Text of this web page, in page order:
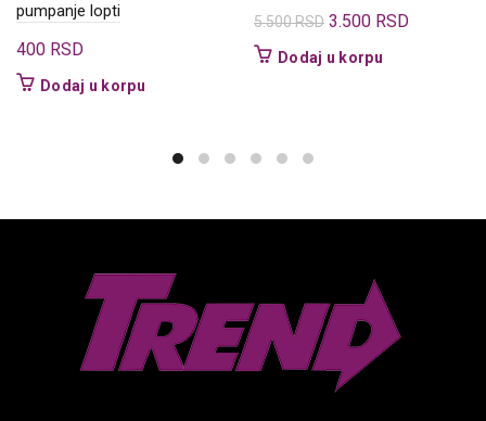
pumpanje lopti
400 RSD
Dodaj u korpu
5.500RSD Originalna
cena
3.500 RSDTrenutna
Dodaj u korpu